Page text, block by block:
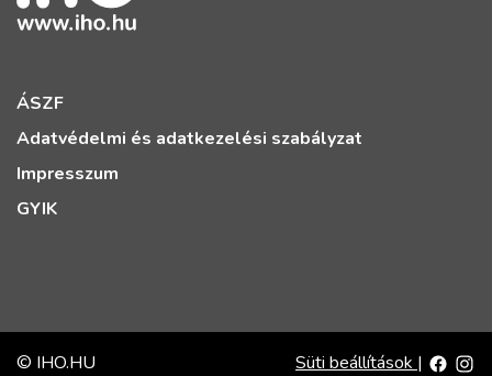
ÁSZF
Adatvédelmi és adatkezelési szabályzat
Impresszum
GYIK
© IHO.HU Süti beállítások |